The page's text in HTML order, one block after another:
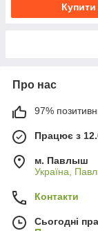
Купити
Про нас
97%
Працює з
м. Павлыш
Україна,
Контакти
Сьогодні